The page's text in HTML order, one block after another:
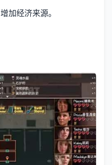
加经济来源。